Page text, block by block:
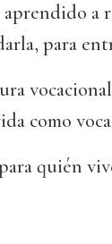
a
para
como
quién